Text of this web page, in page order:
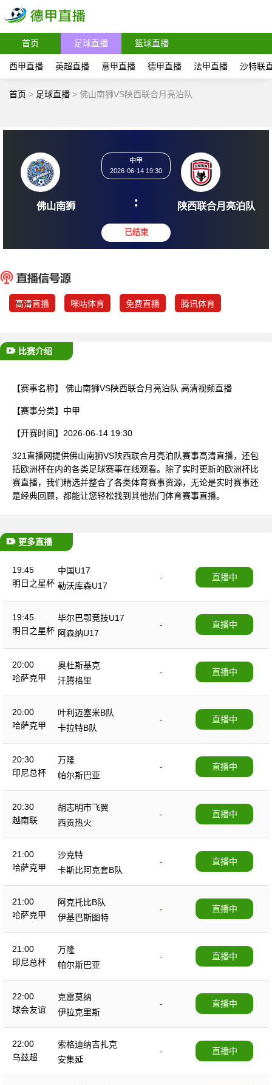
首页 足球直播 篮球直播
西甲直播 英超直播 意甲直播 德甲直播 法甲直播 沙特联
首页 > 足球直播 > 佛山南狮VS陕西联合月亮泊队
佛山南狮
2026-06-14 19:30
: 陕西联合
高清直播 咪咕体育 免费直播 腾讯体育
比赛介绍
【赛事名称】 佛山南狮VS陕西联合月亮泊队 高清视频直播
【赛事分类】 中甲
【开赛时间】 2026-06-14 19:30
321直播网提供佛山南狮VS陕西联合月亮泊队赛事高清直播，还包
括欧洲杯在内的各类足球赛事在线观看。除了实时更新的欧洲杯比
赛直播，我们精选并整合了各类体育赛事资源，无论是实时赛事还
是经典回顾，都能让您轻松找到其他热门体育赛事直播。
更多直播
19:45
明日之星杯
中国U17
-
勒沃库森U17
直播中
19:45
明日之星杯
毕尔巴鄂竞技U17
-
阿森纳U17
直播中
20:00
哈萨克甲
奥杜斯基克
-
汗腾格里
直播中
20:00
哈萨克甲
叶利迈塞米B队
-
卡拉特B队
直播中
20:30
印尼总杯
万隆
-
帕尔斯巴亚
直播中
20:30
越南联
胡志明市飞翼
-
西贡热火
直播中
21:00
哈萨克甲
沙克特
-
卡斯比阿克套B队
直播中
21:00
哈萨克甲
阿克托比B队
-
伊基巴斯图特
直播中
21:00
印尼总杯
万隆
-
帕尔斯巴亚
直播中
22:00
球会友谊
克雷莫纳
-
伊拉克里斯
直播中
22:00
乌兹超
索格迪纳吉扎克
-
安集延
直播中